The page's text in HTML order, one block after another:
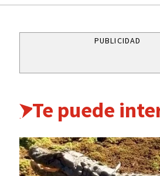
PUBLICIDAD
Te puede